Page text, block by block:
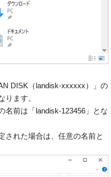
DISK（landisk-xxxxxx）」の
ります。
名前は「landisk-123456」とな
された場合は、任意の名前と